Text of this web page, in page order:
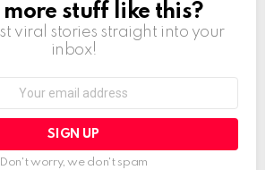
stuff like this?
viral stories straight into your
inbox!
Don't worry, we don't spam